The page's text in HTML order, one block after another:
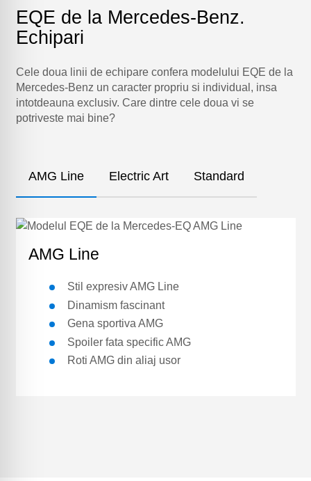
EQE de la Mercedes-Benz.
Echipari
Cele doua linii de echipare confera modelului EQE de la
Mercedes-Benz un caracter propriu si individual, insa
intotdeauna exclusiv. Care dintre cele doua vi se
potriveste mai bine?
AMG Line Electric Art Standard
AMG Line
Stil expresiv AMG Line
Dinamism fascinant
Gena sportiva AMG
Spoiler fata specific AMG
Roti AMG din aliaj usor